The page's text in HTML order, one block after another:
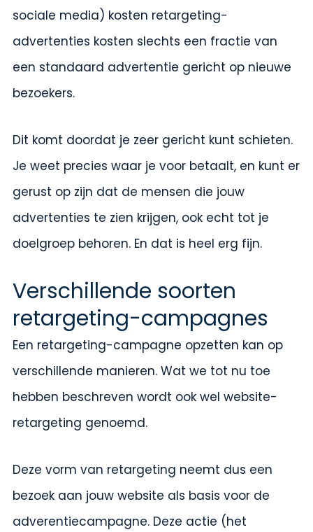
sociale media) kosten retargeting-
advertenties kosten slechts een fractie van
een standaard advertentie gericht op nieuwe
bezoekers.
Dit komt doordat je zeer gericht kunt schieten.
Je weet precies waar je voor betaalt, en kunt er
gerust op zijn dat de mensen die jouw
advertenties te zien krijgen, ook echt tot je
doelgroep behoren. En dat is heel erg fijn.
Verschillende soorten
retargeting-campagnes
Een retargeting-campagne opzetten kan op
verschillende manieren. Wat we tot nu toe
hebben beschreven wordt ook wel website-
retargeting genoemd.
Deze vorm van retargeting neemt dus een
bezoek aan jouw website als basis voor de
adverentiecampagne. Deze actie (het